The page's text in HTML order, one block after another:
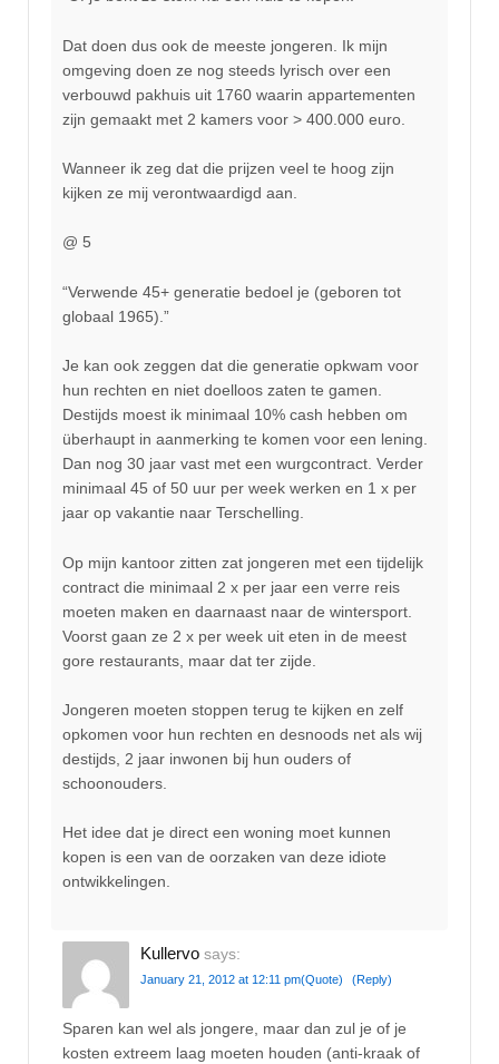
Dat doen dus ook de meeste jongeren. Ik mijn
omgeving doen ze nog steeds lyrisch over een
verbouwd pakhuis uit 1760 waarin appartementen
zijn gemaakt met 2 kamers voor > 400.000 euro.
Wanneer ik zeg dat die prijzen veel te hoog zijn
kijken ze mij verontwaardigd aan.
@ 5
“Verwende 45+ generatie bedoel je (geboren tot
globaal 1965).”
Je kan ook zeggen dat die generatie opkwam voor
hun rechten en niet doelloos zaten te gamen.
Destijds moest ik minimaal 10% cash hebben om
überhaupt in aanmerking te komen voor een lening.
Dan nog 30 jaar vast met een wurgcontract. Verder
minimaal 45 of 50 uur per week werken en 1 x per
jaar op vakantie naar Terschelling.
Op mijn kantoor zitten zat jongeren met een tijdelijk
contract die minimaal 2 x per jaar een verre reis
moeten maken en daarnaast naar de wintersport.
Voorst gaan ze 2 x per week uit eten in de meest
gore restaurants, maar dat ter zijde.
Jongeren moeten stoppen terug te kijken en zelf
opkomen voor hun rechten en desnoods net als wij
destijds, 2 jaar inwonen bij hun ouders of
schoonouders.
Het idee dat je direct een woning moet kunnen
kopen is een van de oorzaken van deze idiote
ontwikkelingen.
Kullervo says:
January 21, 2012 at 12:11 pm(Quote) (Reply)
Sparen kan wel als jongere, maar dan zul je of je
kosten extreem laag moeten houden (anti-kraak of